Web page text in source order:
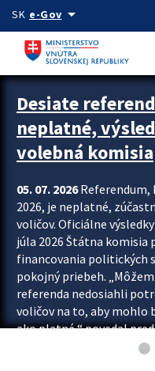
Preskocit na hlavný obsah
SK e-Govarrow_drop_down
Zastavit automatický posun
Desiate
neplatné,
volebná komisia
05. 07. 2026Referendum,
2026, je neplatné,
voličov. Oficiálne
júla 2026 Štátna komisia
financovania politických
pokojný priebeh.
referenda nedosiahli
voličov na to, aby mohlo
ako platné,“ povedal
a kontrolu financovania